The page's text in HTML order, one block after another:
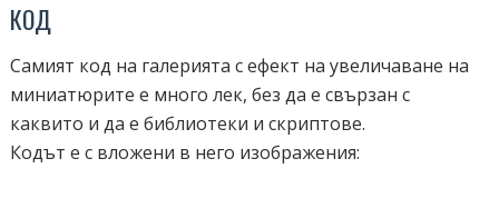
КОД
Самият код на галерията с ефект на увеличаване на
миниатюрите е много лек, без да е свързан с
каквито и да е библиотеки и скриптове.
Кодът е с вложени в него изображения: